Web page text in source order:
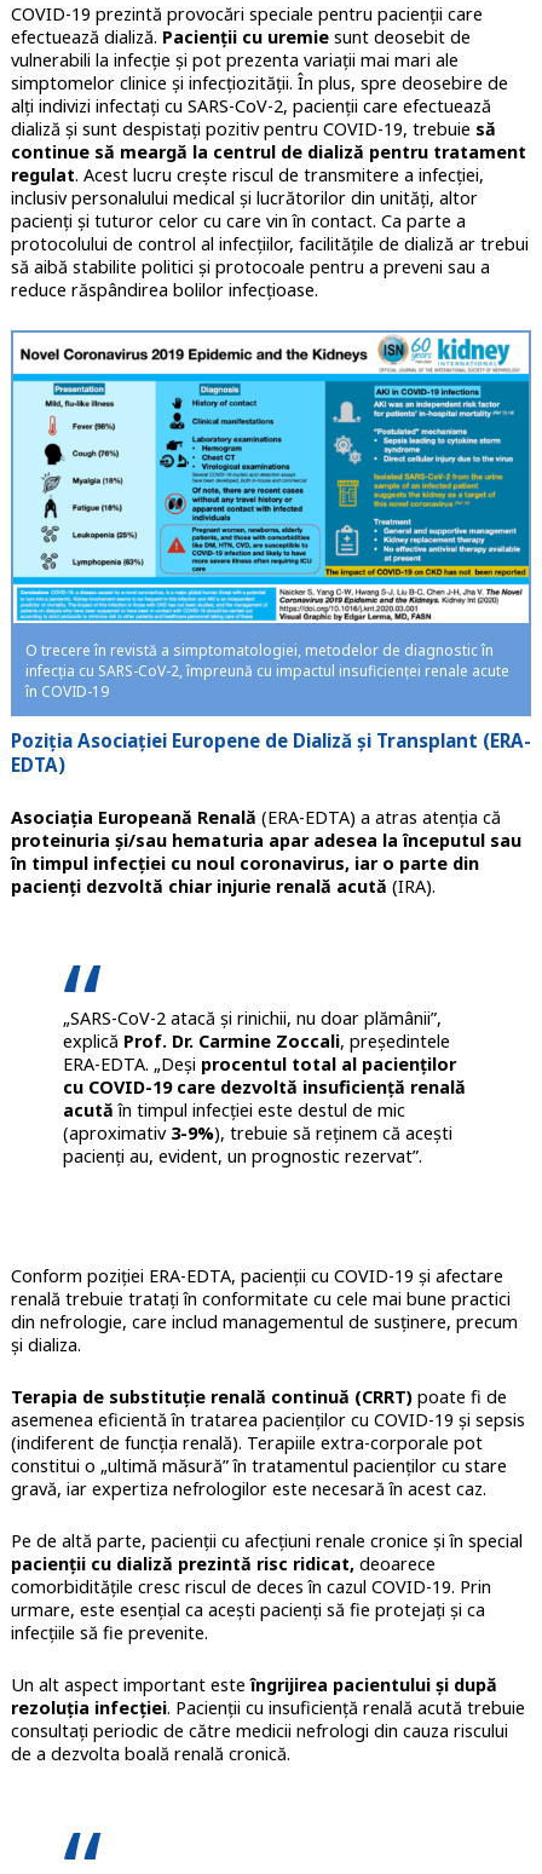
COVID-19 prezintă provocări speciale pentru pacienții care
efectuează dializă. Pacienții cu uremiesunt deosebit de
vulnerabili la infecție și pot prezenta variații mai mari ale
simptomelor clinice și infecțiozității. În plus, spre deosebire de
alți indivizi infectați cu SARS-CoV-2, pacienții care efectuează
dializă și sunt despistați pozitiv pentru COVID-19, trebuie să
continue să meargă la centrul de dializă pentru tratament
regulat. Acest lucru crește riscul de transmitere a infecției,
inclusiv personalului medical și lucrătorilor din unități, altor
pacienți și tuturor celor cu care vin în contact. Ca parte a
protocolului de control al infecțiilor, facilitățile de dializă ar trebui
să aibă stabilite politici și protocoale pentru a preveni sau a
reduce răspândirea bolilor infecțioase.
O trecere în revistă a simptomatologiei, metodelor de diagnostic în
infecția cu SARS-CoV-2, împreună cu impactul insuficienței renale acute
în COVID-19
Poziția Asociației Europene de Dializă și Transplant (ERA-
EDTA)
Asociația Europeană Renală (ERA-EDTA) a atras atenția că
proteinuria și/sau hematuria apar adesea la începutul sau
în timpul infecției cu noul coronavirus, iar o parte din
pacienți dezvoltă chiar injurie renală acută (IRA).
„SARS-CoV-2 atacă și rinichii, nu doar plămânii”,
explică Prof. Dr. Carmine Zoccali, președintele
ERA-EDTA. „Deși procentul total al pacienților
cu COVID-19 care dezvoltă insuficiență renală
acută în timpul infecției este destul de mic
(aproximativ 3-9%), trebuie să reținem că acești
pacienți au, evident, un prognostic rezervat”.
Conform poziției ERA-EDTA, pacienții cu COVID-19 și afectare
renală trebuie tratați în conformitate cu cele mai bune practici
din nefrologie, care includ managementul de susținere, precum
și dializa.
Terapia de substituție renală continuă (CRRT)poate fi de
asemenea eficientă în tratarea pacienților cu COVID-19 și sepsis
(indiferent de funcția renală). Terapiile extra-corporale pot
constitui o „ultimă măsură” în tratamentul pacienților cu stare
gravă, iar expertiza nefrologilor este necesară în acest caz.
Pe de altă parte, pacienții cu afecțiuni renale cronice și în special
pacienții cu dializă prezintă risc ridicat,deoarece
comorbiditățile cresc riscul de deces în cazul COVID-19. Prin
urmare, este esențial ca acești pacienți să fie protejați și ca
infecțiile să fie prevenite.
Un alt aspect important esteîngrijirea pacientului și după
rezoluția infecției. Pacienții cu insuficiență renală acută trebuie
consultați periodic de către medicii nefrologi din cauza riscului
de a dezvolta boală renală cronică.